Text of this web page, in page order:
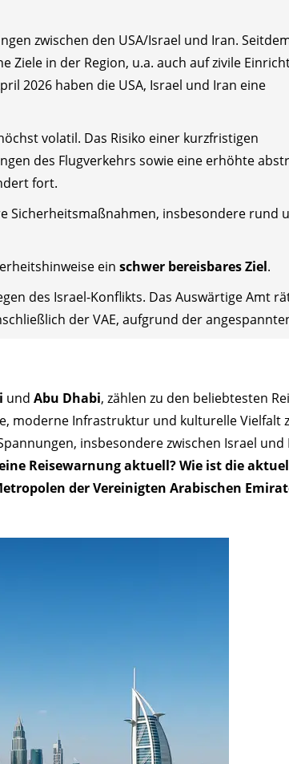
zwischen den USA/Israel und Iran.
Ziele in der Region, u.a. auch auf zivile
2026 haben die USA, Israel und Iran eine
volatil. Das Risiko einer kurzfristigen
des Flugverkehrs sowie eine erhöhte
fort.
Sicherheitsmaßnahmen, insbesondere rund
ein schwer bereisbares Ziel.
des Israel-Konflikts. Das Auswärtige Amt
der VAE, aufgrund der
und Abu Dhabi, zählen zu den beliebtesten
moderne Infrastruktur und kulturelle Vielfalt
insbesondere zwischen Israel und
Reisewarnung aktuell? Wie ist die
der Vereinigten Arabischen